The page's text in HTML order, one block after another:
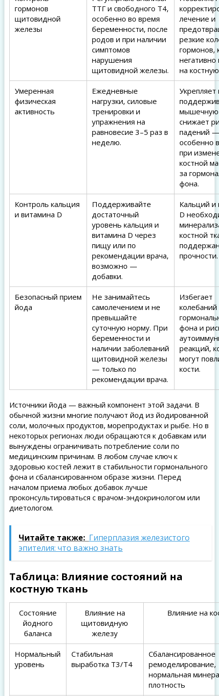
гормонов
щитовидной
железы
ТТГ и свободного Т4,
особенно во время
беременности, после
родов и при наличии
симптомов
нарушения
щитовидной железы.
лечение и
резкие
гормонов,
на
Умеренная
физическая
активность
Ежедневные
нагрузки, силовые
тренировки и
упражнения на
равновесие 3–5 раз в
неделю.
Укрепляет
мышечную
снижает
падений —
особенно
при
костной
за
фона.
Контроль кальция
и витамина D
Поддерживайте
достаточный
уровень кальция и
витамина D через
пищу или по
рекомендации врача,
возможно —
добавки.
Кальций и
D
костной
прочности.
Безопасный прием
йода
Не занимайтесь
самолечением и не
превышайте
суточную норму. При
беременности и
наличии заболеваний
щитовидной железы
— только по
рекомендации врача.
Избегает
колебаний
фона и
реакций,
могут
кости.
Источники йода — важный компонент этой задачи. В
обычной жизни многие получают йод из йодированной
соли, молочных продуктов, морепродуктах и рыбе. Но в
некоторых регионах люди обращаются к добавкам или
вынуждены ограничивать потребление соли по
медицинским причинам. В любом случае ключ к
здоровью костей лежит в стабильности гормонального
фона и сбалансированном образе жизни. Перед
началом приема любых добавок лучше
проконсультироваться с врачом-эндокринологом или
диетологом.
Читайте также: Гиперплазия железистого
эпителия: что важно знать
Таблица: Влияние состояний на
костную ткань
Состояние
йодного
баланса
Влияние на
щитовидную
железу
Влияние на
Нормальный
уровень
Стабильная
выработка T3/T4
Сбалансированное
ремоделирование,
нормальная
плотность